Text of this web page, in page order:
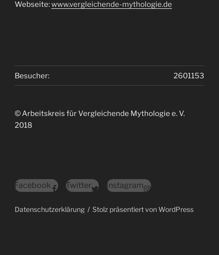
Webseite:www.vergleichende-mythologie.de
2601153
Besucher:
© Arbeitskreis für Vergleichende Mythologie e. V.
2018
Facebook Twitter Instagram
Datenschutzerklärung Stolz präsentiert von WordPress